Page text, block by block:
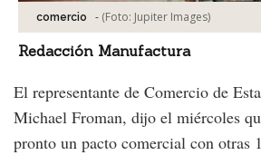
comercio - (Foto: Jupiter Images)
Redacción Manufactura
El representante de Comercio de
Michael Froman, dijo el miércoles
pronto un pacto comercial con otras